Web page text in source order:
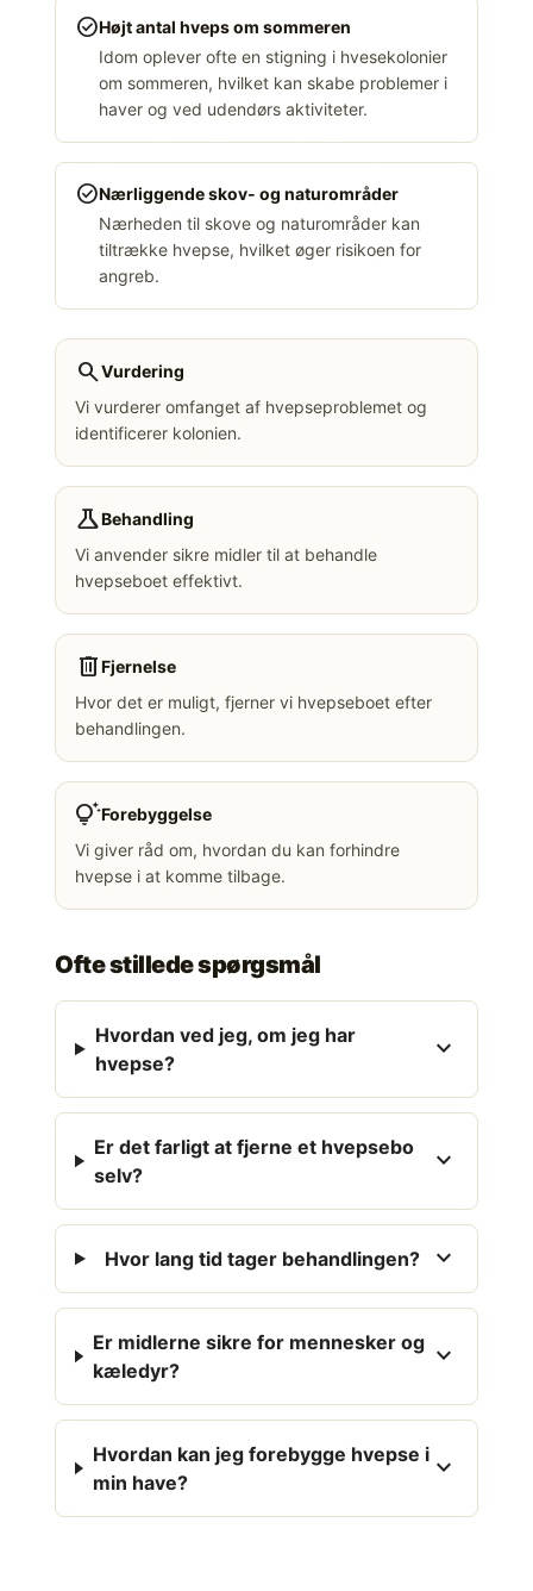
check_circleHøjt antal hveps om sommeren
Idom oplever ofte en stigning i hvesekolonier
om sommeren, hvilket kan skabe problemer i
haver og ved udendørs aktiviteter.
check_circleNærliggende skov- og naturområder
Nærheden til skove og naturområder kan
tiltrække hvepse, hvilket øger risikoen for
angreb.
searchVurdering
Vi vurderer omfanget af hvepseproblemet og
identificerer kolonien.
scienceBehandling
Vi anvender sikre midler til at behandle
hvepseboet effektivt.
deleteFjernelse
Hvor det er muligt, fjerner vi hvepseboet efter
behandlingen.
tips_and_updatesForebyggelse
Vi giver råd om, hvordan du kan forhindre
hvepse i at komme tilbage.
Ofte stillede spørgsmål
Hvordan ved jeg, om jeg har
hvepse?
expand_more
Er det farligt at fjerne et hvepsebo
selv?
expand_more
Hvor lang tid tager behandlingen? expand_more
Er midlerne sikre for mennesker og
kæledyr?
expand_more
Hvordan kan jeg forebygge hvepse i
min have?
expand_more